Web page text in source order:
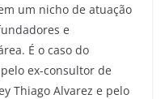
um nicho de atuação
e
É o caso do
ex-consultor de
Thiago Alvarez e pelo